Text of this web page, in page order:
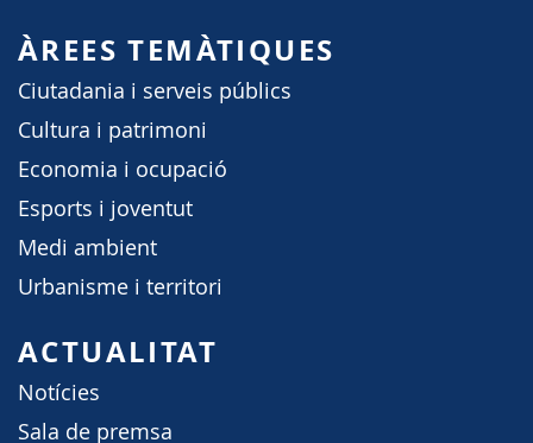
ÀREES TEMÀTIQUES
Ciutadania i serveis públics
Cultura i patrimoni
Economia i ocupació
Esports i joventut
Medi ambient
Urbanisme i territori
ACTUALITAT
Notícies
Sala de premsa